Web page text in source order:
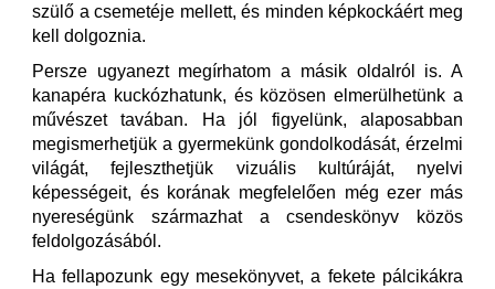
szülő a csemetéje mellett, és minden képkockáért meg
kell dolgoznia.
Persze ugyanezt megírhatom a másik oldalról is. A
kanapéra kuckózhatunk, és közösen elmerülhetünk a
művészet tavában. Ha jól figyelünk, alaposabban
megismerhetjük a gyermekünk gondolkodását, érzelmi
világát, fejleszthetjük vizuális kultúráját, nyelvi
képességeit, és korának megfelelően még ezer más
nyereségünk származhat a csendeskönyv közös
feldolgozásából.
Ha fellapozunk egy mesekönyvet, a fekete pálcikákra